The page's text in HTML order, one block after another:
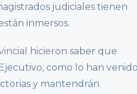
judiciales tienen
inmersos.
hicieron saber que
como lo han
y mantendrán